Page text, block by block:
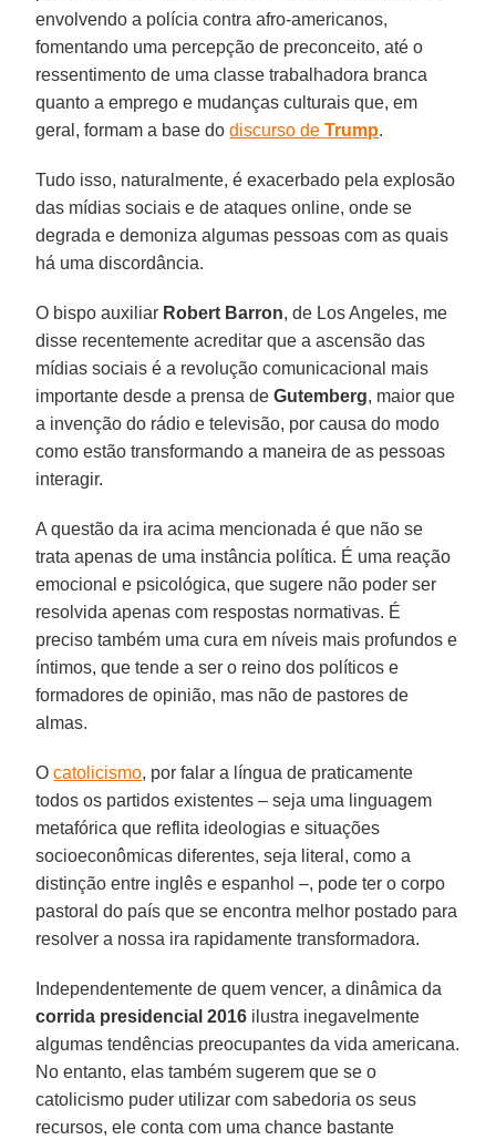
envolvendo a polícia contra afro-americanos,
fomentando uma percepção de preconceito, até o
ressentimento de uma classe trabalhadora branca
quanto a emprego e mudanças culturais que, em
geral, formam a base dodiscurso deTrump.
Tudo isso, naturalmente, é exacerbado pela explosão
das mídias sociais e de ataques online, onde se
degrada e demoniza algumas pessoas com as quais
há uma discordância.
O bispo auxiliar Robert Barron, de Los Angeles, me
disse recentemente acreditar que a ascensão das
mídias sociais é a revolução comunicacional mais
importante desde a prensa deGutemberg, maior que
a invenção do rádio e televisão, por causa do modo
como estão transformando a maneira de as pessoas
interagir.
A questão da ira acima mencionada é que não se
trata apenas de uma instância política. É uma reação
emocional e psicológica, que sugere não poder ser
resolvida apenas com respostas normativas. É
preciso também uma cura em níveis mais profundos e
íntimos, que tende a ser o reino dos políticos e
formadores de opinião, mas não de pastores de
almas.
Ocatolicismo, por falar a língua de praticamente
todos os partidos existentes – seja uma linguagem
metafórica que reflita ideologias e situações
socioeconômicas diferentes, seja literal, como a
distinção entre inglês e espanhol –, pode ter o corpo
pastoral do país que se encontra melhor postado para
resolver a nossa ira rapidamente transformadora.
Independentemente de quem vencer, a dinâmica da
corrida presidencial 2016 ilustra inegavelmente
algumas tendências preocupantes da vida americana.
No entanto, elas também sugerem que se o
catolicismo puder utilizar com sabedoria os seus
recursos, ele conta com uma chance bastante